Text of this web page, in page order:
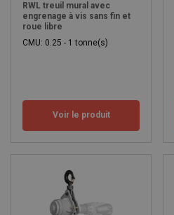
RWL treuil mural avec
engrenage à vis sans fin et
roue libre
CMU: 0.25 - 1 tonne(s)
Voir le produit